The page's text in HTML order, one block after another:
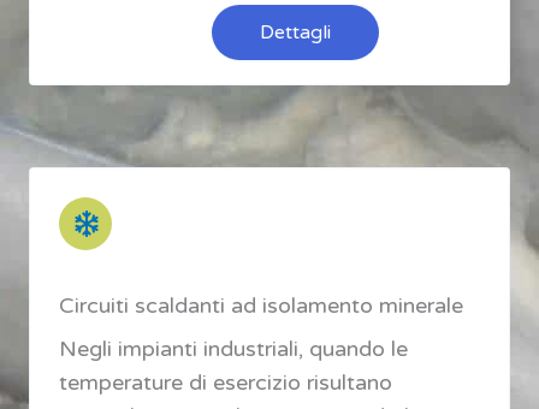
Dettagli
Circuiti scaldanti ad isolamento minerale
Negli impianti industriali, quando le
temperature di esercizio risultano